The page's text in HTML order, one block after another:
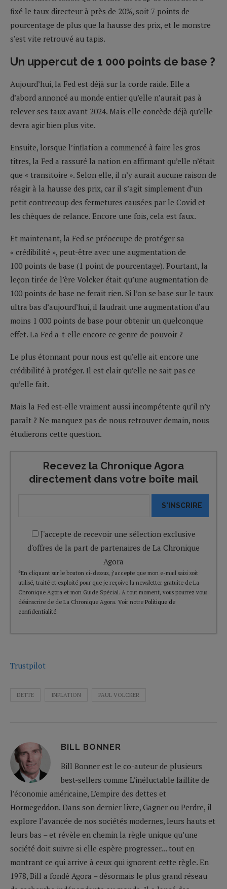
fixé le taux directeur à près de 20%, soit 7 points de
pourcentage de plus que la hausse des prix, et le monstre
s’est vite retrouvé au tapis.
Un uppercut de 1 000 points de base ?
Aujourd’hui, la Fed est déjà sur la corde raide. Elle a
d’abord annoncé au monde entier qu’elle n’aurait pas à
relever ses taux avant 2024. Mais elle concède déjà qu’elle
devra agir bien plus vite.
Ensuite, lorsque l’inflation a commencé à faire les gros
titres, la Fed a rassuré la nation en affirmant qu’elle n’était
que « transitoire ». Selon elle, il n’y aurait aucune raison de
réagir à la hausse des prix, car il s’agit simplement d’un
petit contrecoup des fermetures causées par le Covid et
les chèques de relance. Encore une fois, cela est faux.
Et maintenant, la Fed se préoccupe de protéger sa
« crédibilité », peut-être avec une augmentation de
100 points de base (1 point de pourcentage). Pourtant, la
leçon tirée de l’ère Volcker était qu’une augmentation de
100 points de base ne ferait rien. Si l’on se base sur le taux
ultra bas d’aujourd’hui, il faudrait une augmentation d’au
moins 1 000 points de base pour obtenir un quelconque
effet. La Fed a-t-elle encore ce genre de pouvoir ?
Le plus étonnant pour nous est qu’elle ait encore une
crédibilité à protéger. Il est clair qu’elle ne sait pas ce
qu’elle fait.
Mais la Fed est-elle vraiment aussi incompétente qu’il n’y
paraît ? Ne manquez pas de nous retrouver demain, nous
étudierons cette question.
Recevez la Chronique Agora
directement dans votre boîte mail
S'INSCRIRE
J'accepte de recevoir une sélection exclusive
d'offres de la part de partenaires de La Chronique
Agora
*En cliquant sur le bouton ci-dessus, j’accepte que mon e-mail saisi soit
utilisé, traité et exploité pour que je reçoive la newsletter gratuite de La
Chronique Agora et mon Guide Spécial. A tout moment, vous pourrez vous
désinscrire de de La Chronique Agora. Voir notre Politique de
confidentialité.
Trustpilot
DETTE INFLATION PAUL VOLCKER
BILL BONNER
Bill Bonner est le co-auteur de plusieurs
best-sellers comme L’inéluctable faillite de
l’économie américaine, L’empire des dettes et
Hormegeddon. Dans son dernier livre, Gagner ou Perdre, il
explore l’avancée de nos sociétés modernes, leurs hauts et
leurs bas – et révèle en chemin la règle unique qu’une
société doit suivre si elle espère progresser... tout en
montrant ce qui arrive à ceux qui ignorent cette règle. En
1978, Bill a fondé Agora – désormais le plus grand réseau